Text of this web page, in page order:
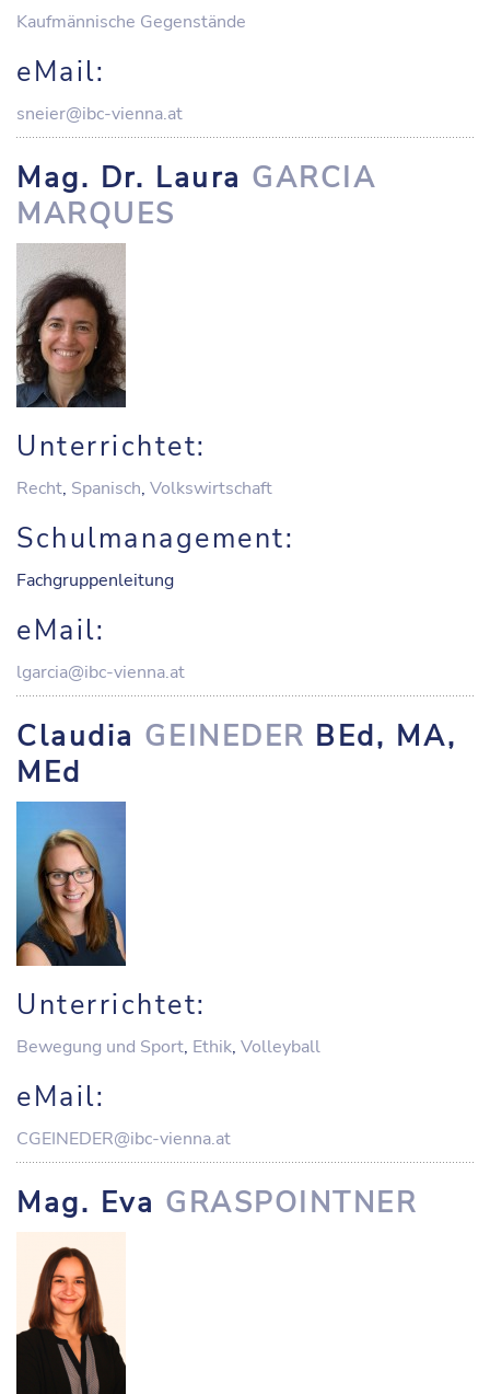
Kaufmännische Gegenstände
eMail:
sneier@ibc-vienna.at
Mag. Dr. Laura GARCIA
MARQUES
Unterrichtet:
Recht, Spanisch, Volkswirtschaft
Schulmanagement:
Fachgruppenleitung
eMail:
lgarcia@ibc-vienna.at
Claudia GEINEDER BEd, MA,
MEd
Unterrichtet:
Bewegung und Sport, Ethik, Volleyball
eMail:
CGEINEDER@ibc-vienna.at
Mag. Eva GRASPOINTNER